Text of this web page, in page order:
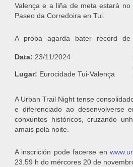
Data: 23/11/2024
Lugar: Eurocidade Tui-Valença
Valença e a liña de meta estará no
Paseo da Corredoira en Tui.
A proba agarda bater record de
A Urban Trail Night tense
e diferenciado ao desenvolverse
conxuntos históricos, cruzando
amais pola noite.
A inscrición pode facerse en
23.59 h do mércores 20 de